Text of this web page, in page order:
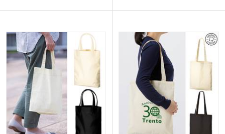
荷物が見つけやすく取り出しやすいのが
サブバッグとしていつものバッグにいれ
ておけば、買い物や急に荷物が増えたと
きに重宝しますよ。
ぶことができます。
が多い人には、デイリーのサブバッグと
しても活躍してくれますね。